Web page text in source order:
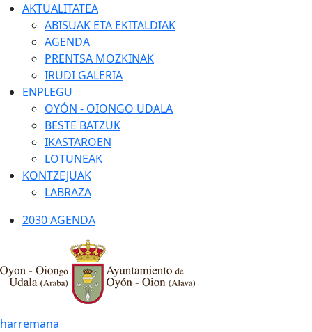
AKTUALITATEA
ABISUAK ETA EKITALDIAK
AGENDA
PRENTSA MOZKINAK
IRUDI GALERIA
ENPLEGU
OYÓN - OIONGO UDALA
BESTE BATZUK
IKASTAROEN
LOTUNEAK
KONTZEJUAK
LABRAZA
2030 AGENDA
harremana